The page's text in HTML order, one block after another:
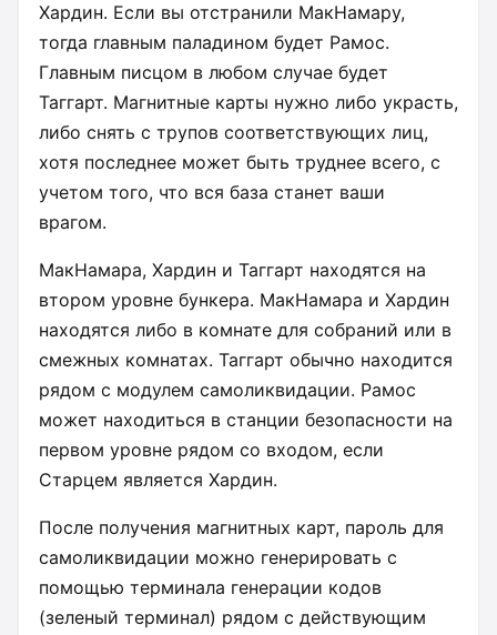
Хардин. Если вы отстранили МакНамару,
тогда главным паладином будет Рамос.
Главным писцом в любом случае будет
Таггарт. Магнитные карты нужно либо украсть,
либо снять с трупов соответствующих лиц,
хотя последнее может быть труднее всего, с
учетом того, что вся база станет ваши
врагом.
МакНамара, Хардин и Таггарт находятся на
втором уровне бункера. МакНамара и Хардин
находятся либо в комнате для собраний или в
смежных комнатах. Таггарт обычно находится
рядом с модулем самоликвидации. Рамос
может находиться в станции безопасности на
первом уровне рядом со входом, если
Старцем является Хардин.
После получения магнитных карт, пароль для
самоликвидации можно генерировать с
помощью терминала генерации кодов
(зеленый терминал) рядом с действующим